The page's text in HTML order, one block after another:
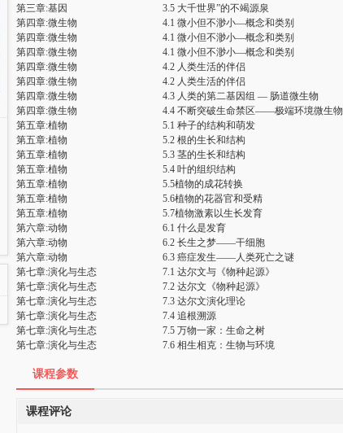
第三章:基因
3.5 大千世界”的不竭源泉
第四章:微生物
4.1 微小但不渺小—概念和类别
第四章:微生物
4.1 微小但不渺小—概念和类别
第四章:微生物
4.1 微小但不渺小—概念和类别
第四章:微生物
4.2 人类生活的伴侣
第四章:微生物
4.2 人类生活的伴侣
第四章:微生物
4.3 人类的第二基因组 — 肠道微生物
第四章:微生物
4.4 不断突破生命禁区——极端环境微生物
第五章:植物
5.1 种子的结构和萌发
第五章:植物
5.2 根的生长和结构
第五章:植物
5.3 茎的生长和结构
第五章:植物
5.4 叶的组织结构
第五章:植物
5.5植物的成花转换
第五章:植物
5.6植物的花器官和受精
第五章:植物
5.7植物激素以生长发育
第六章:动物
6.1 什么是发育
第六章:动物
6.2 长生之梦——干细胞
第六章:动物
6.3 癌症发生——人类死亡之谜
第七章:演化与生态
7.1 达尔文与《物种起源》
第七章:演化与生态
7.2 达尔文《物种起源》
第七章:演化与生态
7.3 达尔文演化理论
第七章:演化与生态
7.4 追根溯源
第七章:演化与生态
7.5 万物一家：生命之树
第七章:演化与生态
7.6 相生相克：生物与环境
课程参数
课程评论